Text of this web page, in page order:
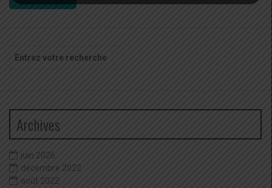
pour
Archives
juin 2026
décembre 2022
août 2022